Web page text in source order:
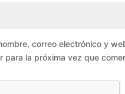
correo electrónico y
para la próxima vez que